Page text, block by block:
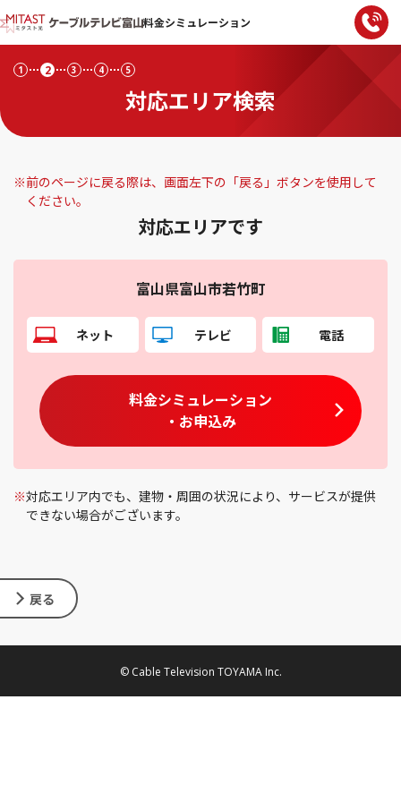
料金シミュレーション
対応エリア検索
1 2 3 4 5
※前のページに戻る際は、画面左下の「戻る」ボタンを使用して
ください。
対応エリアです
富山県富山市若竹町
ネット テレビ 電話
料金シミュレーション
・お申込み
※対応エリア内でも、建物・周囲の状況により、サービスが提供
できない場合がございます。
戻る
© Cable Television TOYAMA Inc.